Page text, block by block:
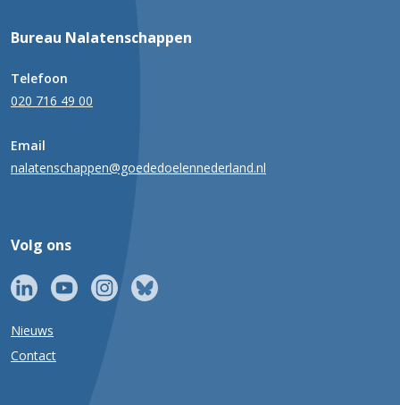
Bureau Nalatenschappen
Telefoon
020 716 49 00
Email
nalatenschappen@goededoelennederland.nl
Volg ons
Nieuws
Contact